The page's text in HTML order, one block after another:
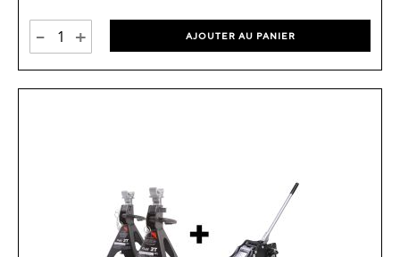
- + AJOUTER AU PANIER